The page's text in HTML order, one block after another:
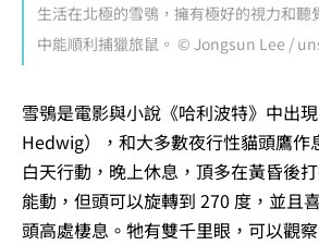
生活在北極的雪鴞，擁有極好的視力和聽
中能順利捕獵旅鼠。 © Jongsun Lee /
雪鴞是電影與小說《哈利波特》中出
Hedwig），和大多數夜行性貓頭鷹作
白天行動，晚上休息，頂多在黃昏後
能動，但頭可以旋轉到 270 度，並且
頭高處棲息。牠有雙千里眼，可以觀